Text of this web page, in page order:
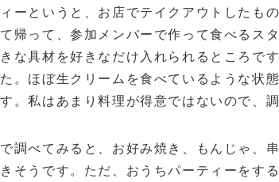
ーというと、お店でテイクアウトしたも
帰って、参加メンバーで作って食べるス
な具材を好きなだけ入れられるところで
。ほぼ生クリームを食べているような状
。私はあまり料理が得意ではないので、
調べてみると、お好み焼き、もんじゃ、
そうです。ただ、おうちパーティーをす